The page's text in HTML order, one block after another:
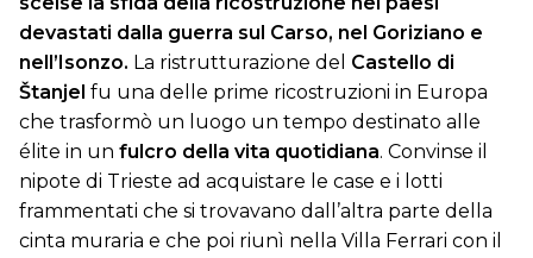
devastati dalla guerra sul Carso, nel Goriziano e
nell’Isonzo. La ristrutturazione del Castello di
Štanjel fu una delle prime ricostruzioni in Europa
che trasformò un luogo un tempo destinato alle
élite in un fulcro della vita quotidiana. Convinse il
nipote di Trieste ad acquistare le case e i lotti
frammentati che si trovavano dall’altra parte della
cinta muraria e che poi riunì nella Villa Ferrari con il